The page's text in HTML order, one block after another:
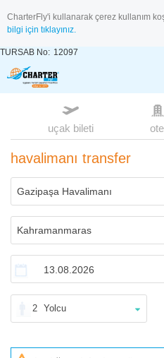
CharterFly'i kullanarak çerez kullanım
bilgi için tıklayınız.
TURSAB No: 12097
uçak bileti
havalimanı transfer
2 Yolcu